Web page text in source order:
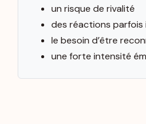
un risque de rivalité
des réactions parfois
le besoin d’être
une forte intensité